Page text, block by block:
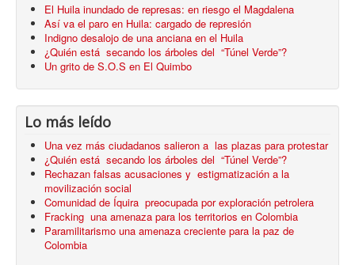
El Huila inundado de represas: en riesgo el Magdalena
Así va el paro en Huila: cargado de represión
Indigno desalojo de una anciana en el Huila
¿Quién está secando los árboles del “Túnel Verde”?
Un grito de S.O.S en El Quimbo
Lo más leído
Una vez más ciudadanos salieron a las plazas para protestar
¿Quién está secando los árboles del “Túnel Verde”?
Rechazan falsas acusaciones y estigmatización a la
movilización social
Comunidad de Íquira preocupada por exploración petrolera
Fracking una amenaza para los territorios en Colombia
Paramilitarismo una amenaza creciente para la paz de
Colombia